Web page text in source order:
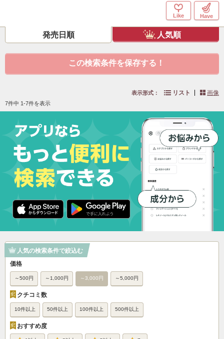
Like Have
発売日順 人気順
この検索条件を保存する！
表示形式： リスト 画像
7件中 1-7件を表示
人気の検索条件で絞込む
価格
～500円 ～1,000円 ～3,000円 ～5,000円
クチコミ数
10件以上 50件以上 100件以上 500件以上
おすすめ度